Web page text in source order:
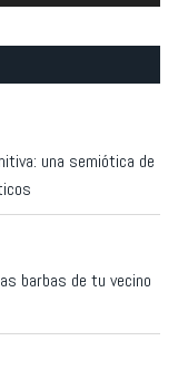
una semiótica de
barbas de tu vecino